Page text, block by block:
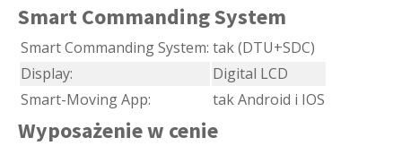
Smart Commanding System
Smart Commanding System: tak (DTU+SDC)
Display:
Digital LCD
Smart-Moving App:
tak Android i IOS
Wyposażenie w cenie